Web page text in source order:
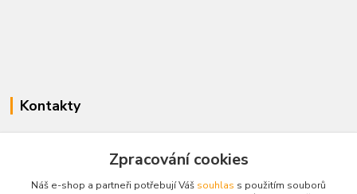
Kontakty
+420 721 056 406
Zpracování cookies
Náš e-shop a partneři potřebují Váš souhlas s použitím souborů